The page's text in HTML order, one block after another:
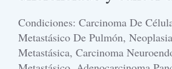
Condiciones: Carcinoma De
Metastásico De Pulmón,
Metastásica, Carcinoma